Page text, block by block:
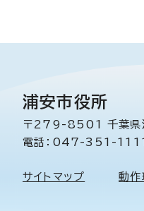
浦安市役所
〒279-8501 千葉県
電話：047-351-1111
サイトマップ 動作